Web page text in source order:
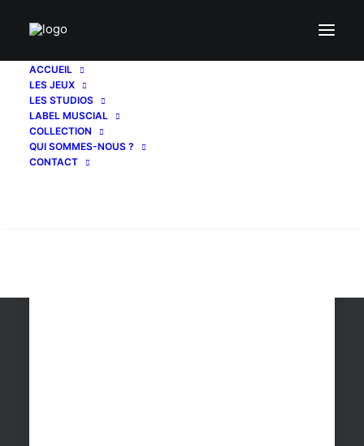
ACCUEIL
LES JEUX
LES STUDIOS
LABEL MUSCIAL
COLLECTION
QUI SOMMES-NOUS ?
CONTACT
windows store